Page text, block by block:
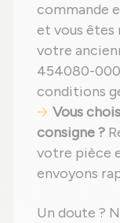
commande
et vous êtes
votre
454080-
conditions
Vous
consigne ?
votre pièce
envoyons
Un doute ?